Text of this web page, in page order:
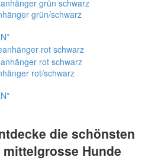
grün/schwarz
rot/schwarz
die schönsten
Hunde